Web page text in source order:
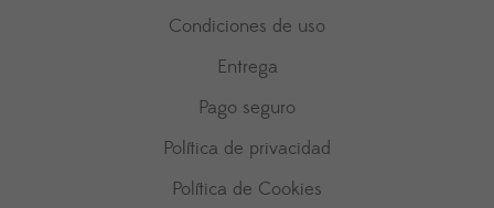
Condiciones de uso
Entrega
Pago seguro
Política de privacidad
Política de Cookies